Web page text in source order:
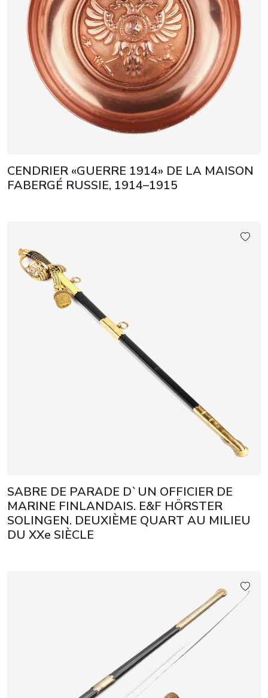
CENDRIER «GUERRE 1914» DE LA MAISON
FABERGÉ RUSSIE, 1914–1915
SABRE DE PARADE D`UN OFFICIER DE
MARINE FINLANDAIS. E&F HÖRSTER
SOLINGEN. DEUXIÈME QUART AU MILIEU
DU XXe SIÈCLE